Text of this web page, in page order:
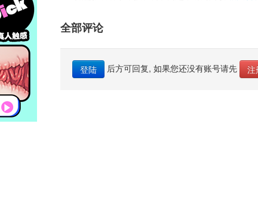
全部评论
登陆 后方可回复, 如果您还没有账号请先 注